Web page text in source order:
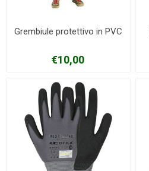
Grembiule protettivo in PVC
€10,00